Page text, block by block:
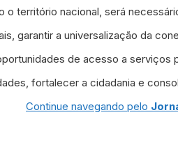
território nacional, será
garantir a universalização da
de acesso a
fortalecer a cidadania e
Continue navegando pelo